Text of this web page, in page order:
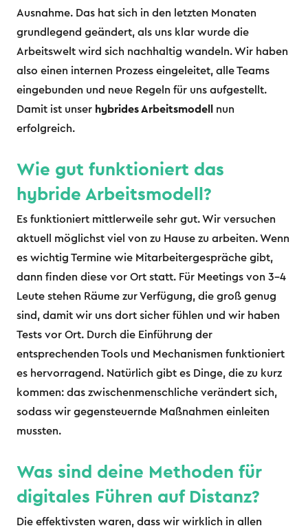
Ausnahme. Das hat sich in den letzten Monaten
grundlegend geändert, als uns klar wurde die
Arbeitswelt wird sich nachhaltig wandeln. Wir haben
also einen internen Prozess eingeleitet, alle Teams
eingebunden und neue Regeln für uns aufgestellt.
Damit ist unser hybrides Arbeitsmodell
nun
erfolgreich.
Wie gut funktioniert das
hybride Arbeitsmodell?
Es funktioniert mittlerweile sehr gut. Wir versuchen
aktuell möglichst viel von zu Hause zu arbeiten. Wenn
es wichtig Termine wie Mitarbeitergespräche gibt,
dann finden diese vor Ort statt. Für Meetings von 3-4
Leute stehen Räume zur Verfügung, die groß genug
sind, damit wir uns dort sicher fühlen und wir haben
Tests vor Ort. Durch die Einführung der
entsprechenden Tools und Mechanismen funktioniert
es hervorragend. Natürlich gibt es Dinge, die zu kurz
kommen: das zwischenmenschliche verändert sich,
sodass wir gegensteuernde Maßnahmen einleiten
mussten.
Was sind deine Methoden für
digitales Führen auf Distanz?
Die effektivsten waren, dass wir wirklich in allen